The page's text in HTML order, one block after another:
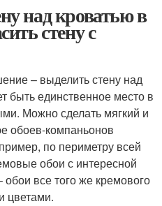
над кроватью в
стену с
– выделить стену над
быть единственное место в
Можно сделать мягкий и
обоев-компаньонов
по периметру всей
обои с интересной
обои все того же кремового
цветами.